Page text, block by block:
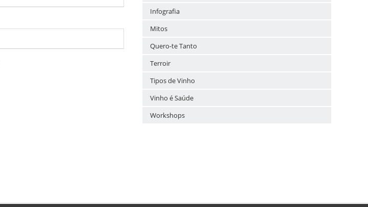
Infografia
Mitos
Quero-te Tanto
Terroir
Tipos de Vinho
Vinho é Saúde
Workshops